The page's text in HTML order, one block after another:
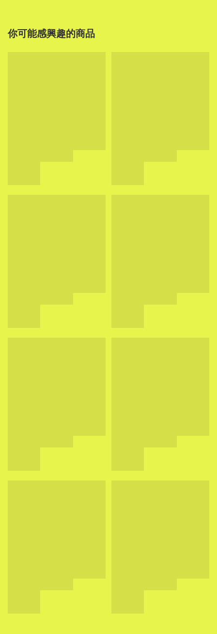
你可能感興趣的商品